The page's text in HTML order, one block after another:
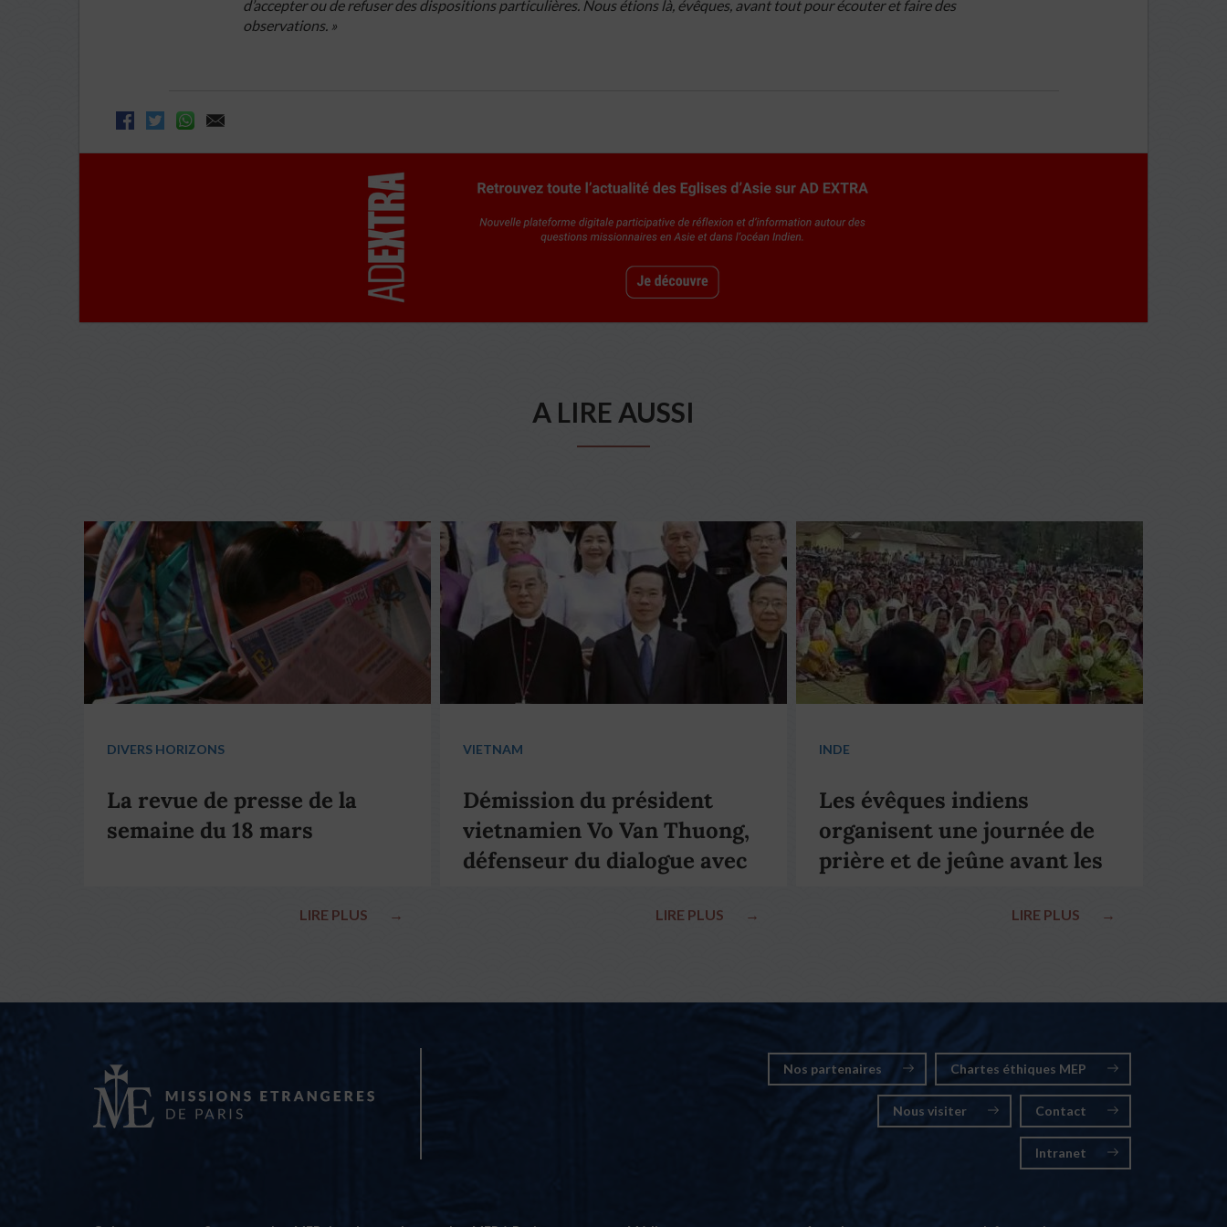
d’accepter ou de refuser des dispositions particulières. Nous étions là, évêques, avant tout pour écouter et faire des
observations. »
A LIRE AUSSI
DIVERS HORIZONS
La revue de presse de la
semaine du 18 mars
LIRE PLUS →
VIETNAM
Démission du président
vietnamien Vo Van Thuong,
défenseur du dialogue avec
LIRE PLUS →
INDE
Les évêques indiens
organisent une journée de
prière et de jeûne avant les
LIRE PLUS →
Nos partenaires Chartes éthiques MEP
Nous visiter Contact
Intranet